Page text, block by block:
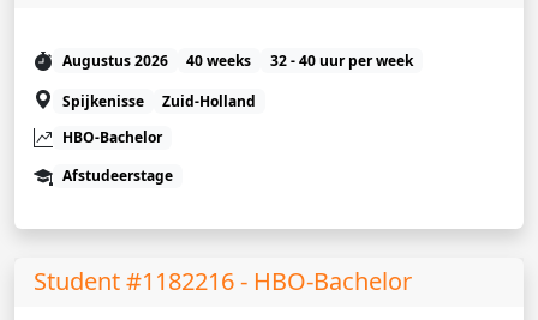
Augustus 2026 40 weeks
32 - 40 uur per week
Spijkenisse
Zuid-Holland
HBO-Bachelor
Afstudeerstage
Student #1182216 - HBO-Bachelor